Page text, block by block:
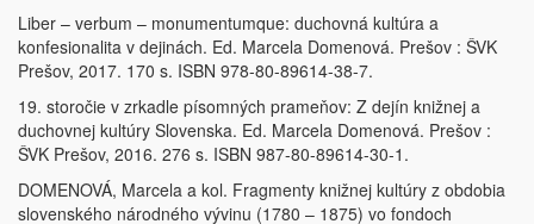
Liber – verbum – monumentumque: duchovná kultúra a
konfesionalita v dejinách. Ed. Marcela Domenová. Prešov : ŠVK
Prešov, 2017. 170 s. ISBN 978-80-89614-38-7.
19. storočie v zrkadle písomných prameňov: Z dejín knižnej a
duchovnej kultúry Slovenska. Ed. Marcela Domenová. Prešov :
ŠVK Prešov, 2016. 276 s. ISBN 987-80-89614-30-1.
DOMENOVÁ, Marcela a kol. Fragmenty knižnej kultúry z obdobia
slovenského národného vývinu (1780 – 1875) vo fondoch